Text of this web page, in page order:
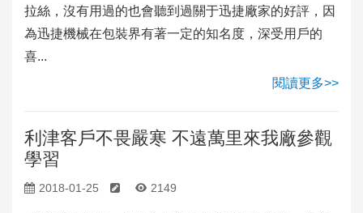
拉絲，沒有用過的也會聽到過關于迅捷廠家的好評，因
為迅捷機械在包裝界有著一定的知名度，深受用戶的
喜...
閱讀更多>>
利津客戶不畏嚴寒 不遠萬里來我廠參觀
學習
2018-01-25 2149